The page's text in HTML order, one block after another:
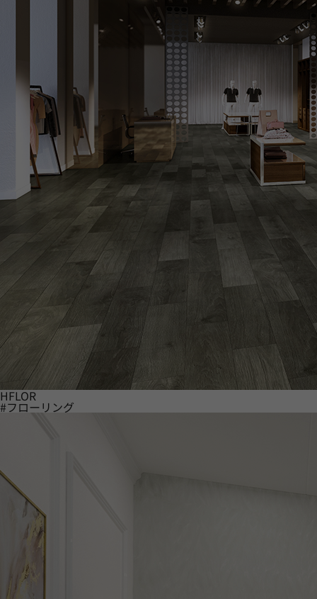
HFLOR
#フローリング